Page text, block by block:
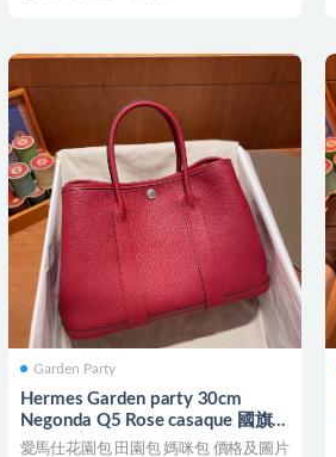
Garden Party
Hermes Garden party 30cm
Negonda Q5 Rose casaque 國旗紅
全手工蜜蠟線縫製
愛馬仕花園包 田園包 媽咪包 價格及圖片